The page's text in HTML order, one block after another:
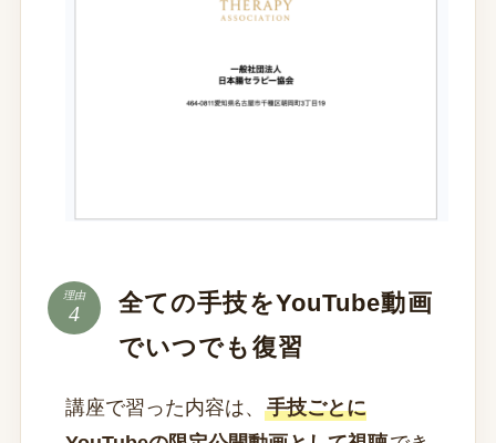
理由
全ての手技をYouTube動画
でいつでも復習
講座で習った内容は、 手技ごとに